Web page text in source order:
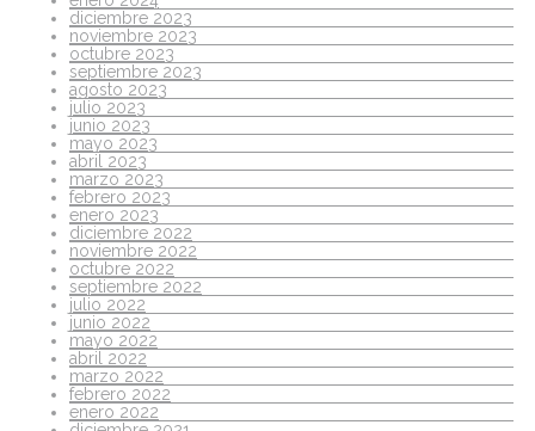
diciembre 2023
noviembre 2023
octubre 2023
septiembre 2023
agosto 2023
julio 2023
junio 2023
mayo 2023
abril 2023
marzo 2023
febrero 2023
enero 2023
diciembre 2022
noviembre 2022
octubre 2022
septiembre 2022
julio 2022
junio 2022
mayo 2022
abril 2022
marzo 2022
febrero 2022
enero 2022